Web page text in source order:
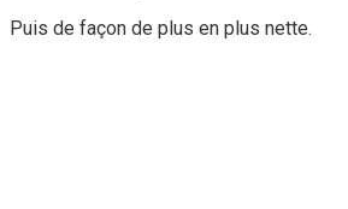
Puis de façon de plus en plus nette.